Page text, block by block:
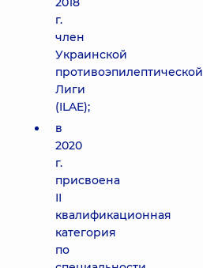
г.
член
Украинской
противоэпилептической
Лиги
(ILAE);
в
2020
г.
присвоена
ІІ
квалификационная
категория
по